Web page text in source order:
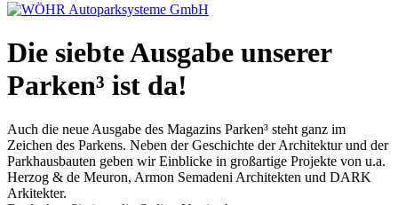
Die siebte Ausgabe unserer
Parken³ ist da!
Auch die neue Ausgabe des Magazins Parken³ steht ganz im
Zeichen des Parkens. Neben der Geschichte der Architektur und der
Parkhausbauten geben wir Einblicke in großartige Projekte von u.a.
Herzog & de Meuron, Armon Semadeni Architekten und DARK
Arkitekter.